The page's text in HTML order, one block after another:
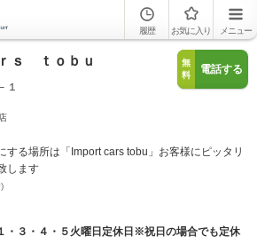
履歴 お気に入り メニュー
ｓ ｔｏｂｕ
１
無
料
電話する
する場所は「Import cars tobu」お客様にピッタリ
します
・３・４・５火曜日定休日※祝日の場合でも定休